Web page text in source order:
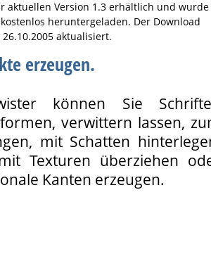
aktuellen Version 1.3 erhältlich und wurde
heruntergeladen. Der Download
26.10.2005 aktualisiert.
erzeugen.
können Sie
verwittern lassen,
mit Schatten
Texturen überziehen
Kanten erzeugen.